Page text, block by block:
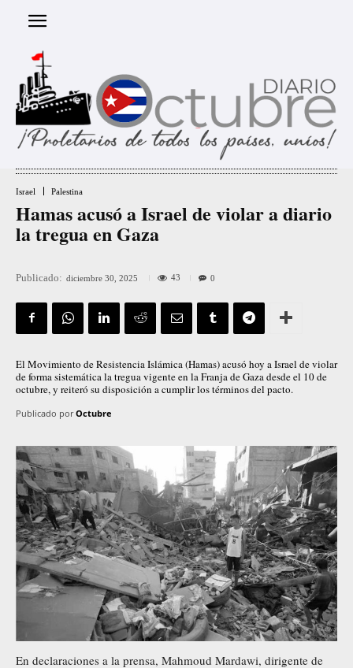
Israel Palestina
Hamas acusó a Israel de violar a diario
la tregua en Gaza
Publicado: diciembre 30, 2025 43 0
El Movimiento de Resistencia Islámica (Hamas) acusó hoy a Israel de violar
de forma sistemática la tregua vigente en la Franja de Gaza desde el 10 de
octubre, y reiteró su disposición a cumplir los términos del pacto.
Publicado por Octubre
En declaraciones a la prensa, Mahmoud Mardawi, dirigente de